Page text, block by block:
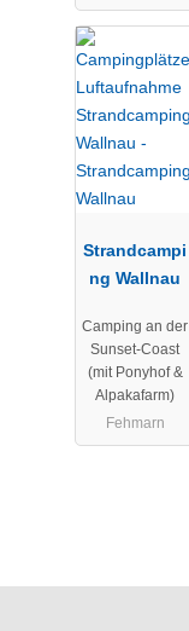
Strandcampi
ng Wallnau
Camping an der
Sunset-Coast
(mit Ponyhof &
Alpakafarm)
Fehmarn